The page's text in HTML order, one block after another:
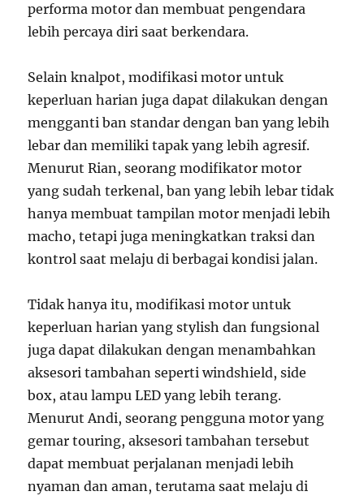
performa motor dan membuat pengendara
lebih percaya diri saat berkendara.
Selain knalpot, modifikasi motor untuk
keperluan harian juga dapat dilakukan dengan
mengganti ban standar dengan ban yang lebih
lebar dan memiliki tapak yang lebih agresif.
Menurut Rian, seorang modifikator motor
yang sudah terkenal, ban yang lebih lebar tidak
hanya membuat tampilan motor menjadi lebih
macho, tetapi juga meningkatkan traksi dan
kontrol saat melaju di berbagai kondisi jalan.
Tidak hanya itu, modifikasi motor untuk
keperluan harian yang stylish dan fungsional
juga dapat dilakukan dengan menambahkan
aksesori tambahan seperti windshield, side
box, atau lampu LED yang lebih terang.
Menurut Andi, seorang pengguna motor yang
gemar touring, aksesori tambahan tersebut
dapat membuat perjalanan menjadi lebih
nyaman dan aman, terutama saat melaju di